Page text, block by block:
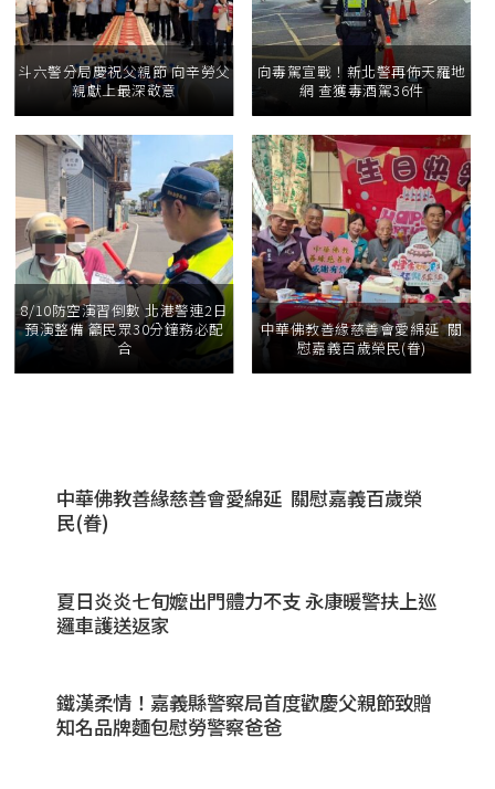
斗六警分局慶祝父親節 向辛勞父
親獻上最深敬意
向毒駕宣戰！新北警再佈天羅地
網 查獲毒酒駕36件
8/10防空演習倒數 北港警連2日
預演整備 籲民眾30分鐘務必配
合
中華佛教善緣慈善會愛綿延 關
慰嘉義百歲榮民(眷)
中華佛教善緣慈善會愛綿延 關慰嘉義百歲榮
民(眷)
夏日炎炎七旬嬤出門體力不支 永康暖警扶上巡
邏車護送返家
鐵漢柔情！嘉義縣警察局首度歡慶父親節致贈
知名品牌麵包慰勞警察爸爸